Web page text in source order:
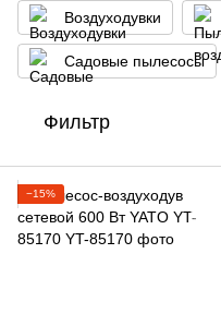
Воздуходувки
Садовые пылесосы
Фильтр
−15%